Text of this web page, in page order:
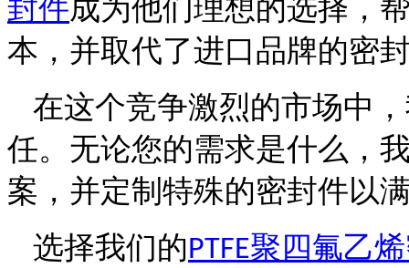
封件成为他们理想的选择，
本，并取代了进口品牌的密
在这个竞争激烈的市场中
任。无论您的需求是什么，
案，并定制特殊的密封件以
选择我们的PTFE聚四氟乙